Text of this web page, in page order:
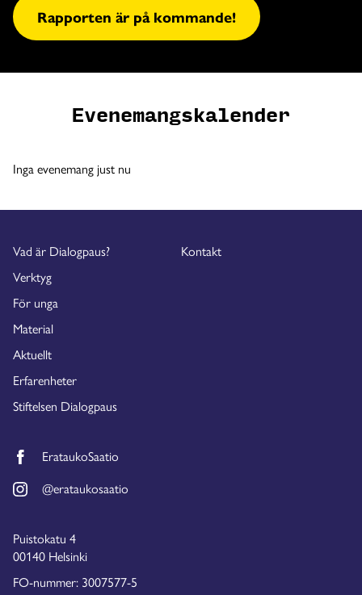
Rapporten är på kommande!
Evenemangskalender
Inga evenemang just nu
Vad är Dialogpaus?
Verktyg
För unga
Material
Aktuellt
Erfarenheter
Stiftelsen Dialogpaus
Kontakt
ErataukoSaatio
@erataukosaatio
Puistokatu 4
00140 Helsinki
FO-nummer: 3007577-5